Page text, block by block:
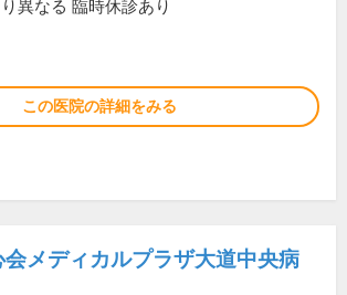
異なる 臨時休診あり
この医院の詳細をみる
会メディカルプラザ大道中央病